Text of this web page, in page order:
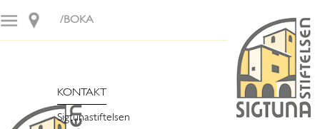
/BOKA
KONTAKT
Sigtunastiftelsen